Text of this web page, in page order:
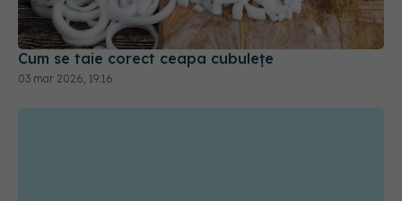
Cum se taie corect ceapa cubulețe
03 mar 2026, 19:16